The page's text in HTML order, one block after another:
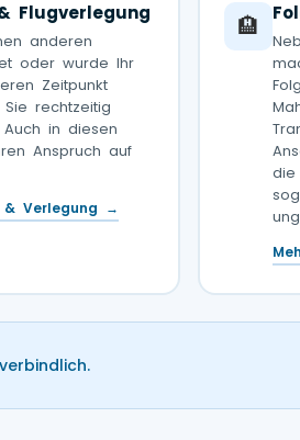
Flugverlegung
anderen
oder wurde Ihr
Zeitpunkt
rechtzeitig
in diesen
Anspruch auf
& Verlegung →
🏨
die